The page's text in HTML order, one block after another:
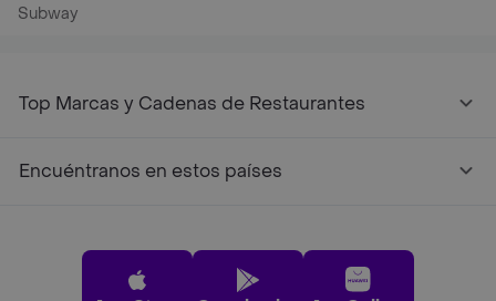
Subway
Top Marcas y Cadenas de Restaurantes
Encuéntranos en estos países